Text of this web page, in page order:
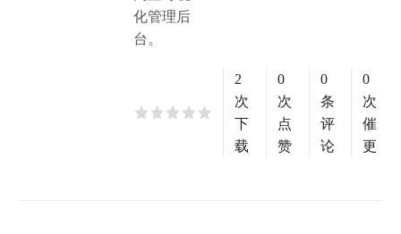
化管理后
台。
2
次
下
载
0
次
点
赞
0
条
评
论
0
次
催
更